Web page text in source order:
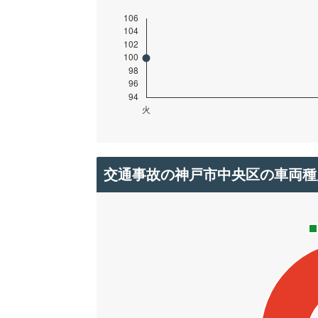
交通事故の神戸市中央区の車両